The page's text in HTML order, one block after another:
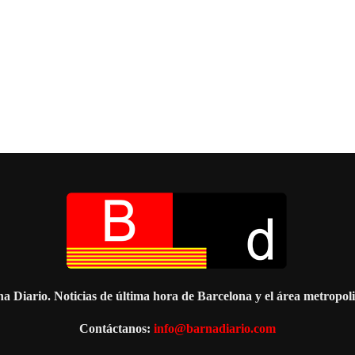
Diario. Noticias de última hora de Barcelona y el área
Contáctanos: info@barnadiario.com